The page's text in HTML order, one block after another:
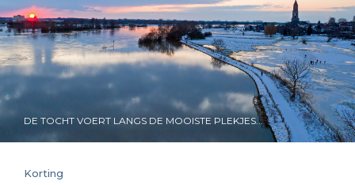
DE TOCHT VOERT LANGS DE MOOISTE PLEKJES...
Korting